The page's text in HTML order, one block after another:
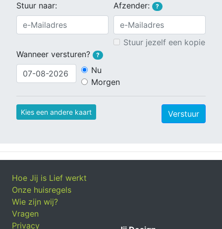
Stuur naar: Afzender: ?
Stuur jezelf een kopie
Wanneer versturen?
?
Nu
Morgen
Kies een andere kaart Verstuur
Hoe Jij is Lief werkt
Onze huisregels
Wie zijn wij?
Vragen
Privacy